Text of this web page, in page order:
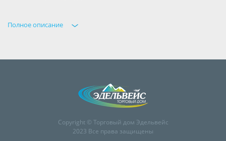
Полное описание
Copyright © Торговый дом Эдельвейс
2023 Все права защищены